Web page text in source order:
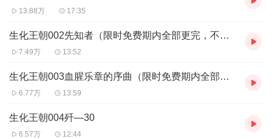
1、本作品为付费有声书，前86集为免费试听，购买成功后，即可收
2、版权归原作者所有，严禁翻录成任何形式，严禁在任何第三方平
台传播，违者将追究其法律责任。
3、如在充值／购买环节遇到问题，您可通过页面右上方按钮，将页
4、在购买过程中，如果您有任何问题，可以按以下步骤咨询在线客
服：
第二步：如果您无法联系上APP内在线客服，可关注【喜马拉雅
APP】公众号，通过下方菜单栏里【我的-在线客服】咨询在线客
13.88万 17:35
生化王朝002先知者（限时免费期内全部更完，不花钱听！）
7.49万 13:52
生化王朝003血腥乐章的序曲（限时免费期内全部更完，不花钱听！）
6.77万 13:59
生化王朝004歼—30
6.57万 12:44